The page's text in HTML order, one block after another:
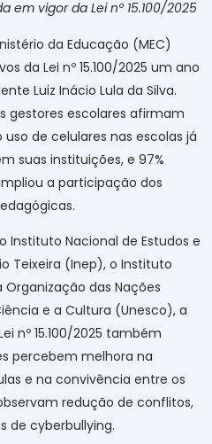
vigor da Lei nº 15.100/2025
da Educação (MEC)
da Lei nº 15.100/2025 um ano
Luiz Inácio Lula da Silva.
gestores escolares afirmam
de celulares nas escolas já
suas instituições, e 97%
a participação dos
Instituto Nacional de Estudos e
Teixeira (Inep), o Instituto
das Nações
e a Cultura (Unesco), a
nº 15.100/2025 também
percebem melhora na
e na convivência entre os
redução de conflitos,
de cyberbullying.